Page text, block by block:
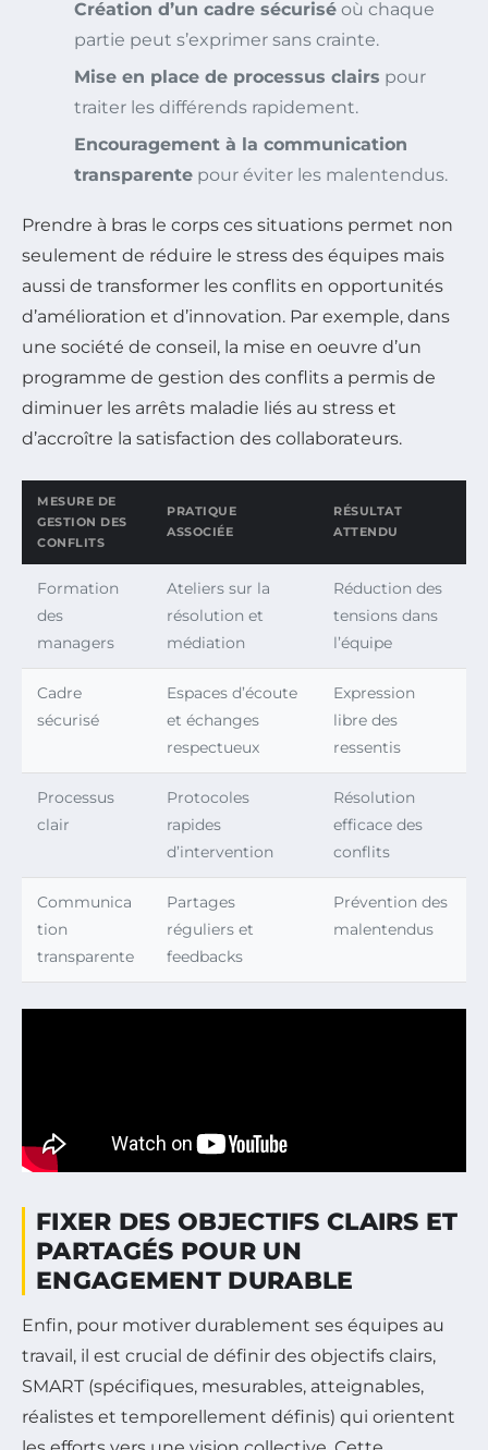
Création d’un cadre sécurisé où chaque
partie peut s’exprimer sans crainte.
Mise en place de processus clairs pour
traiter les différends rapidement.
Encouragement à la communication
transparente pour éviter les malentendus.
Prendre à bras le corps ces situations permet non
seulement de réduire le stress des équipes mais
aussi de transformer les conflits en opportunités
d’amélioration et d’innovation. Par exemple, dans
une société de conseil, la mise en oeuvre d’un
programme de gestion des conflits a permis de
diminuer les arrêts maladie liés au stress et
d’accroître la satisfaction des collaborateurs.
MESURE DE
GESTION DES
CONFLITS
PRATIQUE
ASSOCIÉE
RÉSULTAT
ATTENDU
Formation
des
managers
Ateliers sur la
résolution et
médiation
Réduction des
tensions dans
l’équipe
Cadre
sécurisé
Espaces d’écoute
et échanges
respectueux
Expression
libre des
ressentis
Processus
clair
Protocoles
rapides
d’intervention
Résolution
efficace des
conflits
Communica
tion
transparente
Partages
réguliers et
feedbacks
Prévention des
malentendus
FIXER DES OBJECTIFS CLAIRS ET
PARTAGÉS POUR UN
ENGAGEMENT DURABLE
Enfin, pour motiver durablement ses équipes au
travail, il est crucial de définir des objectifs clairs,
SMART (spécifiques, mesurables, atteignables,
réalistes et temporellement définis) qui orientent